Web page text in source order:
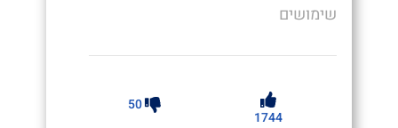
שימושים
1744
50